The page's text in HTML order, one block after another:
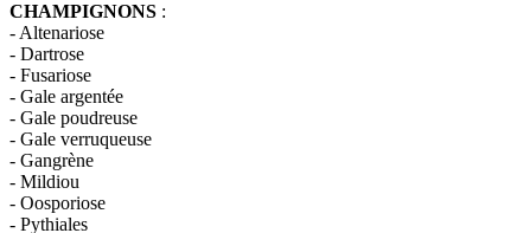
CHAMPIGNONS :
- Altenariose
- Dartrose
- Fusariose
- Gale argentée
- Gale poudreuse
- Gale verruqueuse
- Gangrène
- Mildiou
- Oosporiose
- Pythiales